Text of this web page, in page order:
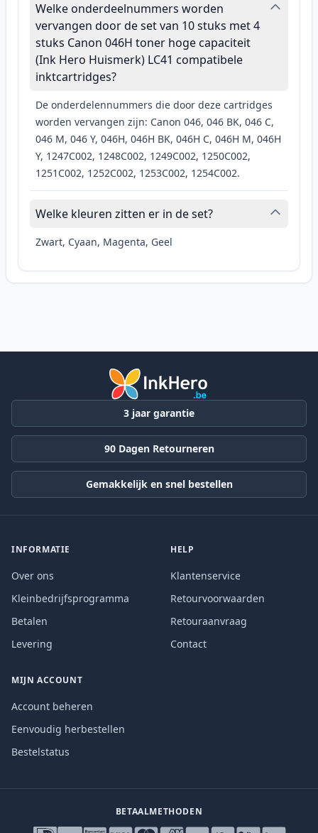
Welke onderdeelnummers worden
vervangen door de set van 10 stuks met 4
stuks Canon 046H toner hoge capaciteit
(Ink Hero Huismerk) LC41 compatibele
inktcartridges?
De onderdelennummers die door deze cartridges
worden vervangen zijn: Canon 046, 046 BK, 046 C,
046 M, 046 Y, 046H, 046H BK, 046H C, 046H M, 046H
Y, 1247C002, 1248C002, 1249C002, 1250C002,
1251C002, 1252C002, 1253C002, 1254C002.
Welke kleuren zitten er in de set?
Zwart, Cyaan, Magenta, Geel
3 jaar garantie
90 Dagen Retourneren
Gemakkelijk en snel bestellen
INFORMATIE
Over ons
Kleinbedrijfsprogramma
Betalen
Levering
HELP
Klantenservice
Retourvoorwaarden
Retouraanvraag
Contact
MIJN ACCOUNT
Account beheren
Eenvoudig herbestellen
Bestelstatus
BETAALMETHODEN